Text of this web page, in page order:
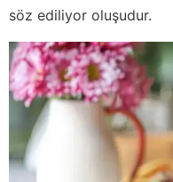
söz ediliyor oluşudur.